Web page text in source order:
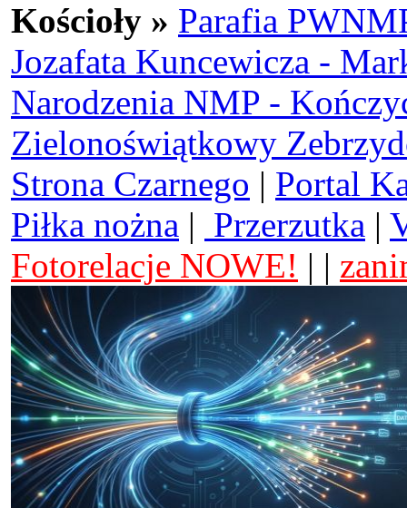
Kościoły » Parafia
Jozafata Kuncewicza -
Narodzenia NMP -
Zielonoświątkowy
Strona Czarnego | Portal
Piłka nożna | Przerzutka |
Fotorelacje NOWE! | |